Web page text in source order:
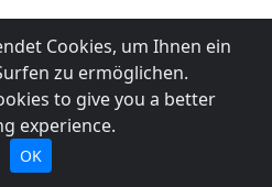
Cookies, um Ihnen ein
zu ermöglichen.
to give you a better
experience.
OK